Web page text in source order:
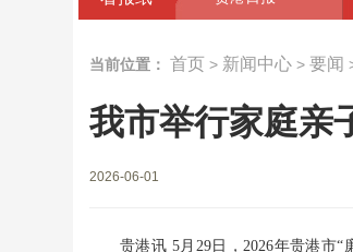
当前位置： 首页 > 新闻中心 > 要闻
我市举行家庭亲
2026-06-01
贵港讯 5月29日，2026年贵港市